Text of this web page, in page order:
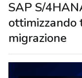
SAP S/
ottimizzando
migrazione